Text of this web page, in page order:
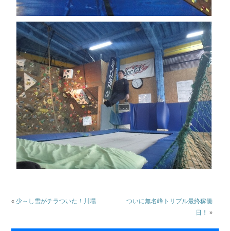
« 少～し雪がチラついた！川場
ついに無名峰トリプル最終稼働
日！ »